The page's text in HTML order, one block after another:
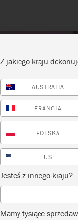
POKAŻ
Z jakiego kraju
AUSTRALIA
FRANCJA
POLSKA
US
Jesteś z innego kraju?
Mamy tysiące